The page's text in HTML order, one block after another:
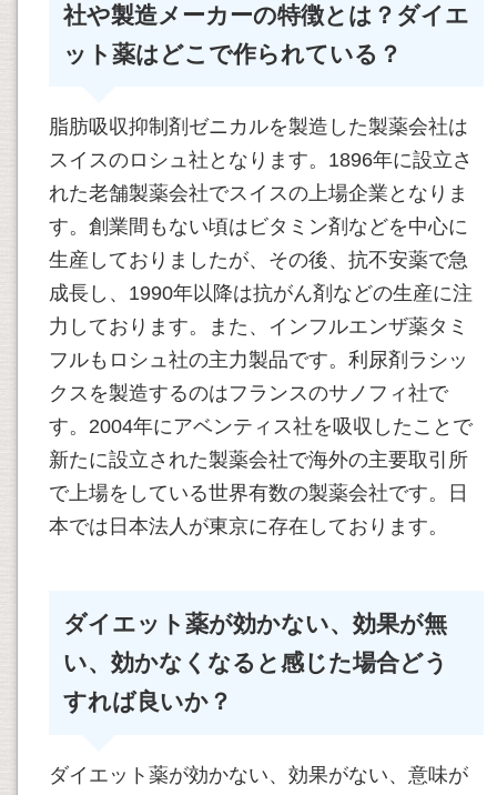
社や製造メーカーの特徴とは？ダイエ
ット薬はどこで作られている？
脂肪吸収抑制剤ゼニカルを製造した製薬会社は
スイスのロシュ社となります。1896年に設立さ
れた老舗製薬会社でスイスの上場企業となりま
す。創業間もない頃はビタミン剤などを中心に
生産しておりましたが、その後、抗不安薬で急
成長し、1990年以降は抗がん剤などの生産に注
力しております。また、インフルエンザ薬タミ
フルもロシュ社の主力製品です。利尿剤ラシッ
クスを製造するのはフランスのサノフィ社で
す。2004年にアベンティス社を吸収したことで
新たに設立された製薬会社で海外の主要取引所
で上場をしている世界有数の製薬会社です。日
本では日本法人が東京に存在しております。
ダイエット薬が効かない、効果が無
い、効かなくなると感じた場合どう
すれば良いか？
ダイエット薬が効かない、効果がない、意味が